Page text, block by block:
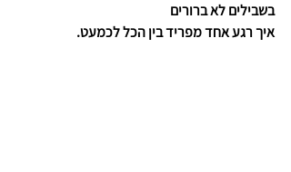
בשבילים לא ברורים
איך רגע אחד מפריד בין הכל לכמעט.